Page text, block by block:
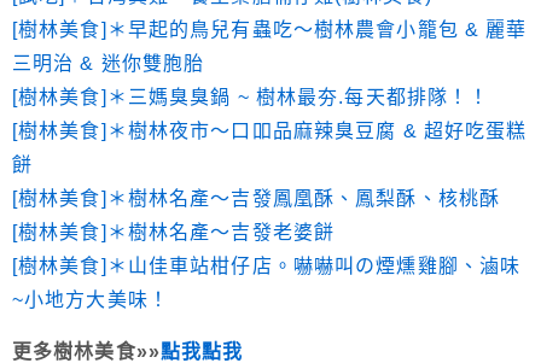
[樹林美食]＊早起的鳥兒有蟲吃～樹林農會小籠包 & 麗華
三明治 & 迷你雙胞胎
[樹林美食]＊三媽臭臭鍋 ~ 樹林最夯.每天都排隊！！
[樹林美食]＊樹林夜市～口吅品麻辣臭豆腐 & 超好吃蛋糕
餅
[樹林美食]＊樹林名產～吉發鳳凰酥、鳳梨酥、核桃酥
[樹林美食]＊樹林名產～吉發老婆餅
[樹林美食]＊山佳車站柑仔店。嚇嚇叫の煙燻雞腳、滷味
~小地方大美味！
更多樹林美食»»點我點我